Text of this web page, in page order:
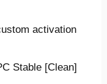
activation
Stable [Clean]